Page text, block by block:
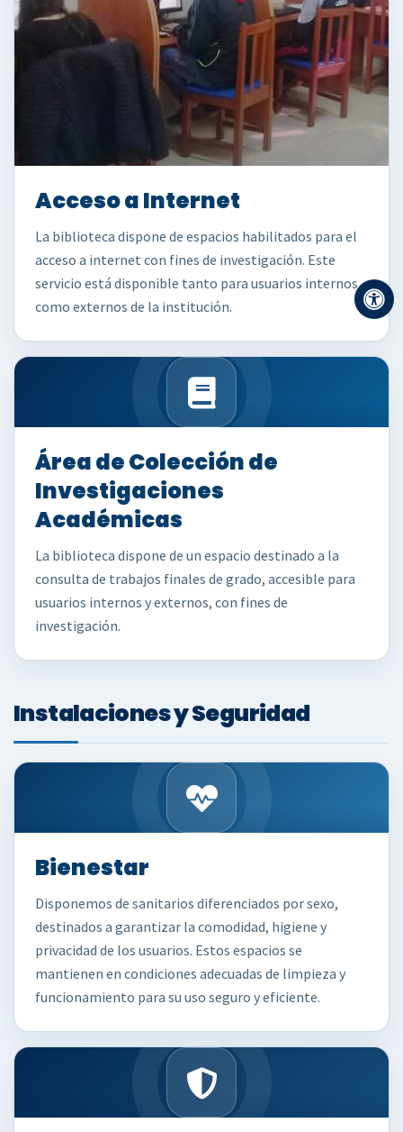
Acceso a Internet
La biblioteca dispone de espacios habilitados para el
acceso a internet con fines de investigación. Este
servicio está disponible tanto para usuarios internos
como externos de la institución.
Área de Colección de
Investigaciones
Académicas
La biblioteca dispone de un espacio destinado a la
consulta de trabajos finales de grado, accesible para
usuarios internos y externos, con fines de
investigación.
Instalaciones y Seguridad
Bienestar
Disponemos de sanitarios diferenciados por sexo,
destinados a garantizar la comodidad, higiene y
privacidad de los usuarios. Estos espacios se
mantienen en condiciones adecuadas de limpieza y
funcionamiento para su uso seguro y eficiente.